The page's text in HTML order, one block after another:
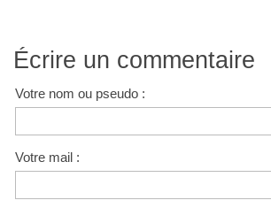
Écrire un commentaire
Votre nom ou pseudo :
Votre mail :